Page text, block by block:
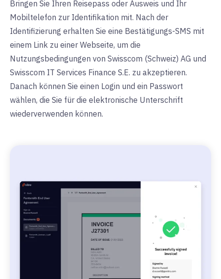
Bringen Sie Ihren Reisepass oder Ausweis und Ihr
Mobiltelefon zur Identifikation mit. Nach der
Identifizierung erhalten Sie eine Bestätigungs-SMS mit
einem Link zu einer Webseite, um die
Nutzungsbedingungen von Swisscom (Schweiz) AG und
Swisscom IT Services Finance S.E. zu akzeptieren.
Danach können Sie einen Login und ein Passwort
wählen, die Sie für die elektronische Unterschrift
wiederverwenden können.